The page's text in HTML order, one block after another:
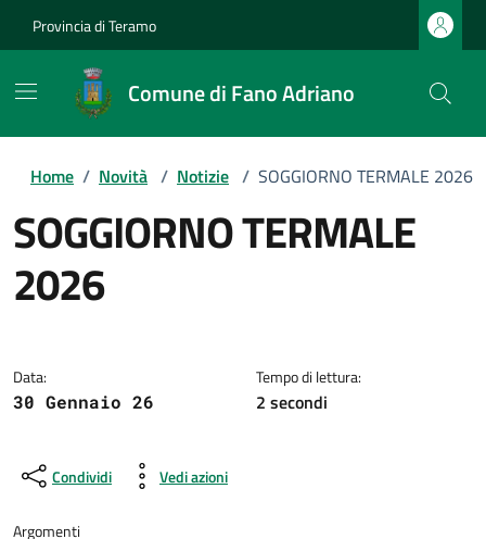
Provincia di Teramo
Comune di Fano Adriano
Home / Novità / Notizie / SOGGIORNO TERMALE 2026
SOGGIORNO TERMALE
2026
Data:
30 Gennaio 26
Tempo di lettura:
2 secondi
Condividi Vedi azioni
Argomenti